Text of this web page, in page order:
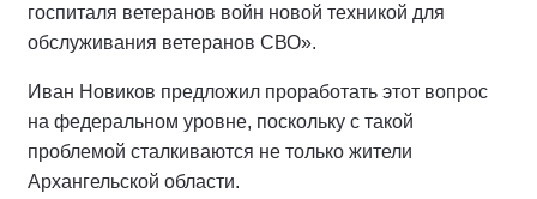
госпиталя ветеранов войн новой техникой для
обслуживания ветеранов СВО».
Иван Новиков предложил проработать этот вопрос
на федеральном уровне, поскольку с такой
проблемой сталкиваются не только жители
Архангельской области.